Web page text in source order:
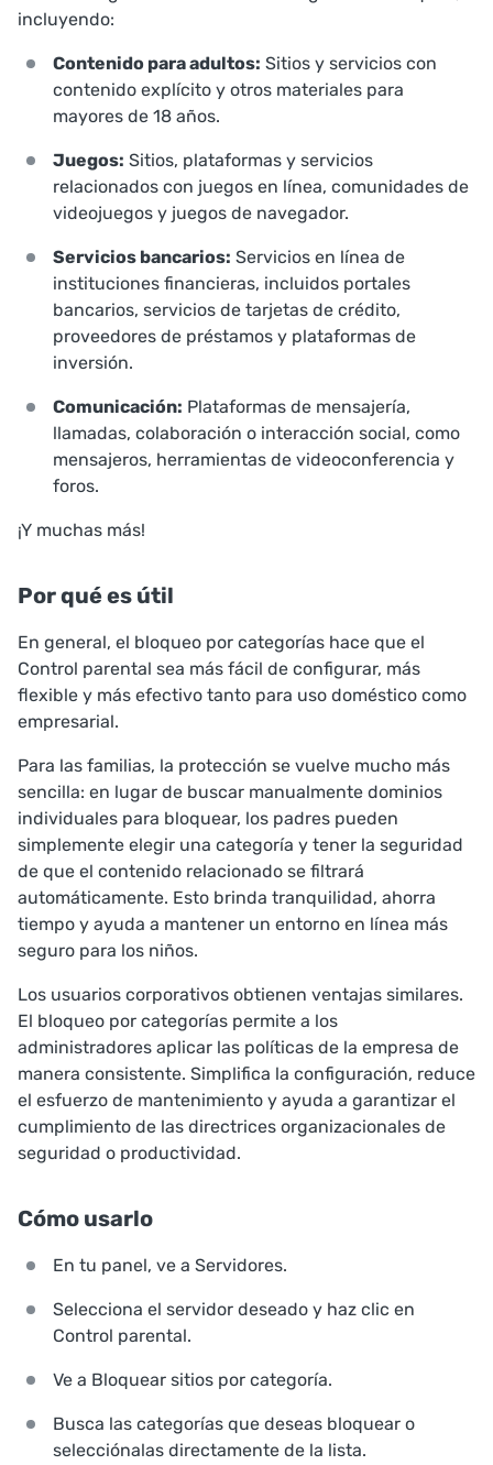
incluyendo:
Contenido para adultos: Sitios y servicios con
contenido explícito y otros materiales para
mayores de 18 años.
Juegos: Sitios, plataformas y servicios
relacionados con juegos en línea, comunidades de
videojuegos y juegos de navegador.
Servicios bancarios: Servicios en línea de
instituciones financieras, incluidos portales
bancarios, servicios de tarjetas de crédito,
proveedores de préstamos y plataformas de
inversión.
Comunicación: Plataformas de mensajería,
llamadas, colaboración o interacción social, como
mensajeros, herramientas de videoconferencia y
foros.
¡Y muchas más!
Por qué es útil
En general, el bloqueo por categorías hace que el
Control parental sea más fácil de configurar, más
flexible y más efectivo tanto para uso doméstico como
empresarial.
Para las familias, la protección se vuelve mucho más
sencilla: en lugar de buscar manualmente dominios
individuales para bloquear, los padres pueden
simplemente elegir una categoría y tener la seguridad
de que el contenido relacionado se filtrará
automáticamente. Esto brinda tranquilidad, ahorra
tiempo y ayuda a mantener un entorno en línea más
seguro para los niños.
Los usuarios corporativos obtienen ventajas similares.
El bloqueo por categorías permite a los
administradores aplicar las políticas de la empresa de
manera consistente. Simplifica la configuración, reduce
el esfuerzo de mantenimiento y ayuda a garantizar el
cumplimiento de las directrices organizacionales de
seguridad o productividad.
Cómo usarlo
En tu panel, ve a Servidores.
Selecciona el servidor deseado y haz clic en
Control parental.
Ve a Bloquear sitios por categoría.
Busca las categorías que deseas bloquear o
selecciónalas directamente de la lista.